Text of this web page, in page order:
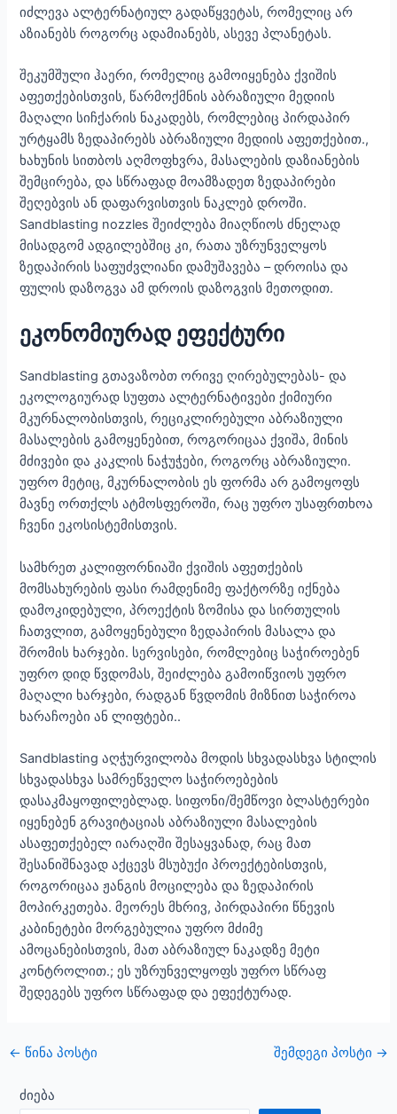
იძლევა ალტერნატიულ გადაწყვეტას, რომელიც არ
აზიანებს როგორც ადამიანებს, ასევე პლანეტას.
შეკუმშული ჰაერი, რომელიც გამოიყენება ქვიშის
აფეთქებისთვის, წარმოქმნის აბრაზიული მედიის
მაღალი სიჩქარის ნაკადებს, რომლებიც პირდაპირ
ურტყამს ზედაპირებს აბრაზიული მედიის აფეთქებით.,
ხახუნის სითბოს აღმოფხვრა, მასალების დაზიანების
შემცირება, და სწრაფად მოამზადეთ ზედაპირები
შეღებვის ან დაფარვისთვის ნაკლებ დროში.
Sandblasting nozzles შეიძლება მიაღწიოს ძნელად
მისადგომ ადგილებშიც კი, რათა უზრუნველყოს
ზედაპირის საფუძვლიანი დამუშავება – დროისა და
ფულის დაზოგვა ამ დროის დაზოგვის მეთოდით.
ეკონომიურად ეფექტური
Sandblasting გთავაზობთ ორივე ღირებულებას- და
ეკოლოგიურად სუფთა ალტერნატივები ქიმიური
მკურნალობისთვის, რეციკლირებული აბრაზიული
მასალების გამოყენებით, როგორიცაა ქვიშა, მინის
მძივები და კაკლის ნაჭუჭები, როგორც აბრაზიული.
უფრო მეტიც, მკურნალობის ეს ფორმა არ გამოყოფს
მავნე ორთქლს ატმოსფეროში, რაც უფრო უსაფრთხოა
ჩვენი ეკოსისტემისთვის.
სამხრეთ კალიფორნიაში ქვიშის აფეთქების
მომსახურების ფასი რამდენიმე ფაქტორზე იქნება
დამოკიდებული, პროექტის ზომისა და სირთულის
ჩათვლით, გამოყენებული ზედაპირის მასალა და
შრომის ხარჯები. სერვისები, რომლებიც საჭიროებენ
უფრო დიდ წვდომას, შეიძლება გამოიწვიოს უფრო
მაღალი ხარჯები, რადგან წვდომის მიზნით საჭიროა
ხარაჩოები ან ლიფტები..
Sandblasting აღჭურვილობა მოდის სხვადასხვა სტილის
სხვადასხვა სამრეწველო საჭიროებების
დასაკმაყოფილებლად. სიფონი/შემწოვი ბლასტერები
იყენებენ გრავიტაციას აბრაზიული მასალების
ასაფეთქებელ იარაღში შესაყვანად, რაც მათ
შესანიშნავად აქცევს მსუბუქი პროექტებისთვის,
როგორიცაა ჟანგის მოცილება და ზედაპირის
მოპირკეთება. მეორეს მხრივ, პირდაპირი წნევის
კაბინეტები მორგებულია უფრო მძიმე
ამოცანებისთვის, მათ აბრაზიულ ნაკადზე მეტი
კონტროლით.; ეს უზრუნველყოფს უფრო სწრაფ
შედეგებს უფრო სწრაფად და ეფექტურად.
ნავიგაციის
← წინა პოსტი შემდეგი პოსტი →
ძიება